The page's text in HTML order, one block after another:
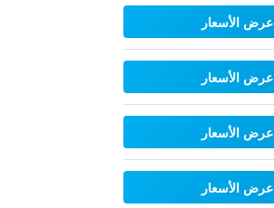
عرض الأسعار
عرض الأسعار
عرض الأسعار
عرض الأسعار